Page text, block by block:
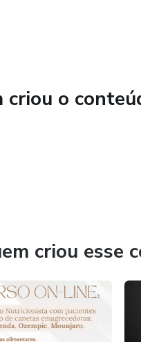
criou o
criou esse